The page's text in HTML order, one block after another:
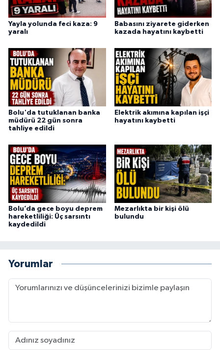
Yayla yolunda feci kaza: 9
yaralı
Babasını ziyarete giderken
kazada hayatını kaybetti
Bolu'da tutuklanan banka
müdürü 22 gün sonra
tahliye edildi
Elektrik akımına kapılan işçi
hayatını kaybetti
Bolu’da gece boyu deprem
hareketliliği: Üç sarsıntı
kaydedildi
Mezarlıkta bir kişi ölü
bulundu
Yorumlar